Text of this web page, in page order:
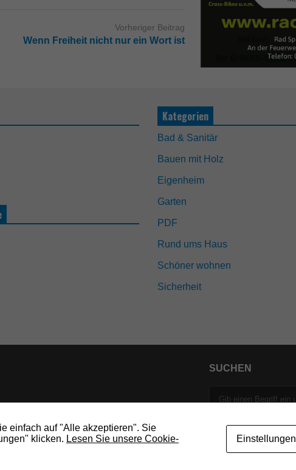
Vorheriger Beitrag
Wenn Freiheit nicht nur ein Wort ist
Kategorien
Bad & Sanitär
Bauen mit Holz
Eigenheim
Garten
PDF
Rund ums Haus
Schöner wohnen
Sicherheit
SUCHEN
einfach auf "Alle akzeptieren". Sie
klicken. Lesen Sie unsere Cookie-
Einstellungen